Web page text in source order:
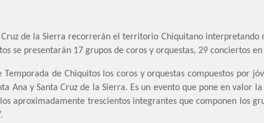
de la Sierra recorrerán el territorio Chiquitano interpretando
se presentarán 17 grupos de coros y orquestas, 29 conciertos
de Chiquitos los coros y orquestas compuestos por
Ana y Santa Cruz de la Sierra. Es un evento que pone en
trescientos integrantes que componen los